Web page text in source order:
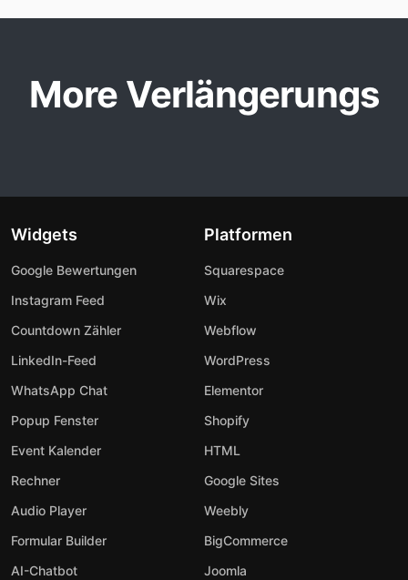
More Verlängerungs
Widgets
Google Bewertungen
Instagram Feed
Countdown Zähler
LinkedIn-Feed
WhatsApp Chat
Popup Fenster
Event Kalender
Rechner
Audio Player
Formular Builder
AI-Chatbot
Platformen
Squarespace
Wix
Webflow
WordPress
Elementor
Shopify
HTML
Google Sites
Weebly
BigCommerce
Joomla